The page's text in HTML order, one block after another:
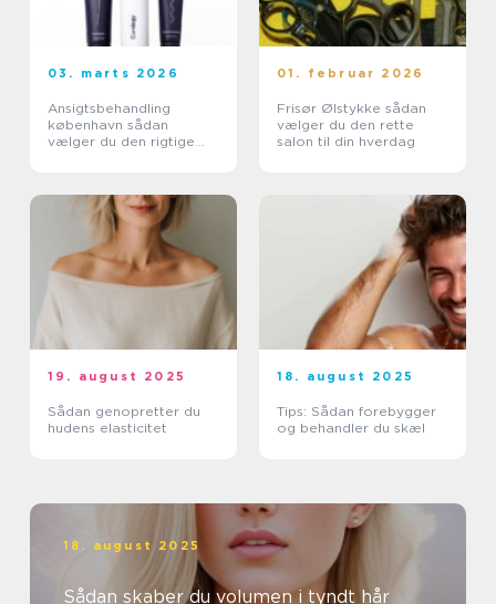
03. marts 2026
Ansigtsbehandling
københavn sådan
vælger du den rigtige
01. februar 2026
Frisør Ølstykke sådan
vælger du den rette
salon til din hverdag
19. august 2025
Sådan genopretter du
hudens elasticitet
18. august 2025
Tips: Sådan forebygger
og behandler du skæl
18. august 2025
Sådan skaber du volumen i tyndt hår